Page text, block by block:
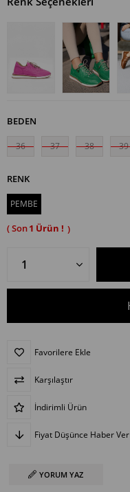
BEDEN
1
36 37 38 39
RENK
PEMBE
Favorilere Ekle
Karşılaştır
İndirimli Ürün
Fiyat Düşünce Haber Ver
YORUM YAZ